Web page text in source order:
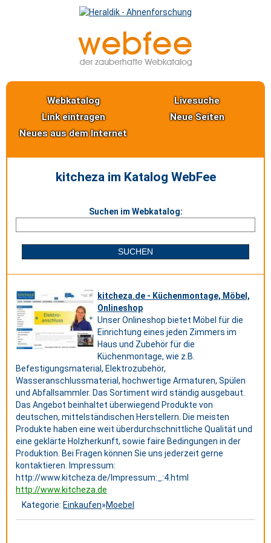
Webkatalog
Livesuche
Link eintragen
Neue Seiten
Neues aus dem Internet
kitcheza im Katalog WebFee
Suchen im Webkatalog:
kitcheza.de - Küchenmontage, Möbel,
Onlineshop
Unser Onlineshop bietet Möbel für die
Einrichtung eines jeden Zimmers im
Haus und Zubehör für die
Küchenmontage, wie z.B.
Befestigungsmaterial, Elektrozubehör,
Wasseranschlussmaterial, hochwertige Armaturen, Spülen
und Abfallsammler. Das Sortiment wird ständig ausgebaut.
Das Angebot beinhaltet überwiegend Produkte von
deutschen, mittelständischen Herstellern. Die meisten
Produkte haben eine weit überdurchschnittliche Qualität und
eine geklärte Holzherkunft, sowie faire Bedingungen in der
Produktion. Bei Fragen können Sie uns jederzeit gerne
kontaktieren. Impressum:
http://www.kitcheza.de/Impressum:_:4.html
http://www.kitcheza.de
Kategorie: Einkaufen»Moebel